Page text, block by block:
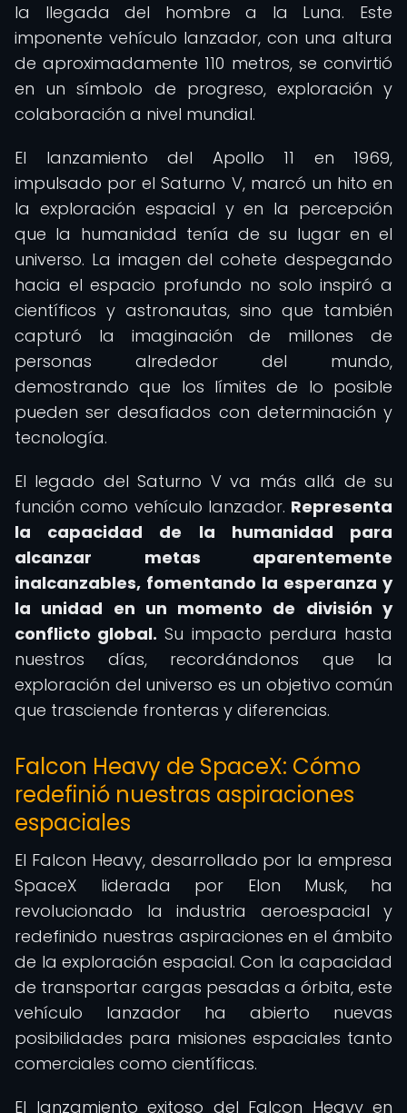
la llegada del hombre a la Luna. Este
imponente vehículo lanzador, con una altura
de aproximadamente 110 metros, se convirtió
en un símbolo de progreso, exploración y
colaboración a nivel mundial.
El lanzamiento del Apollo 11 en 1969,
impulsado por el Saturno V, marcó un hito en
la exploración espacial y en la percepción
que la humanidad tenía de su lugar en el
universo. La imagen del cohete despegando
hacia el espacio profundo no solo inspiró a
científicos y astronautas, sino que también
capturó la imaginación de millones de
personas alrededor del mundo,
demostrando que los límites de lo posible
pueden ser desafiados con determinación y
tecnología.
El legado del Saturno V va más allá de su
función como vehículo lanzador. Representa
la capacidad de la humanidad para
alcanzar metas aparentemente
inalcanzables, fomentando la esperanza y
la unidad en un momento de división y
conflicto global. Su impacto perdura hasta
nuestros días, recordándonos que la
exploración del universo es un objetivo común
que trasciende fronteras y diferencias.
Falcon Heavy de SpaceX: Cómo
redefinió nuestras aspiraciones
espaciales
El Falcon Heavy, desarrollado por la empresa
SpaceX liderada por Elon Musk, ha
revolucionado la industria aeroespacial y
redefinido nuestras aspiraciones en el ámbito
de la exploración espacial. Con la capacidad
de transportar cargas pesadas a órbita, este
vehículo lanzador ha abierto nuevas
posibilidades para misiones espaciales tanto
comerciales como científicas.
El lanzamiento exitoso del Falcon Heavy en